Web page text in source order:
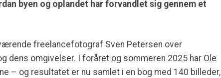
byen og oplandet har forvandlet sig gennem et
freelancefotograf Sven Petersen over
dens omgivelser. I foråret og sommeren 2025 har Ole
– og resultatet er nu samlet i en bog med 140 billeder,